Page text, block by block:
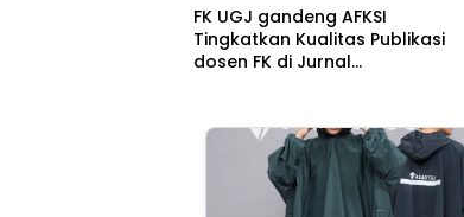
FK UGJ gandeng AFKSI
Tingkatkan Kualitas Publikasi
dosen FK di Jurnal